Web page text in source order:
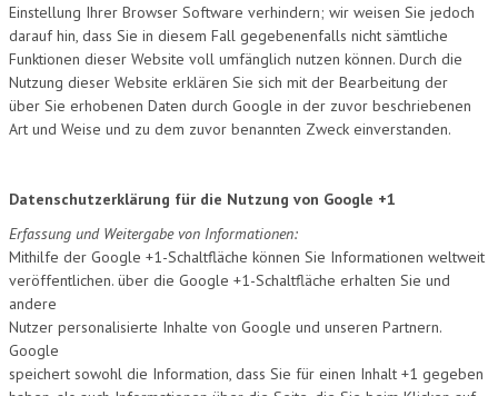
Einstellung Ihrer Browser Software verhindern; wir weisen Sie jedoch
darauf hin, dass Sie in diesem Fall gegebenenfalls nicht sämtliche
Funktionen dieser Website voll umfänglich nutzen können. Durch die
Nutzung dieser Website erklären Sie sich mit der Bearbeitung der
über Sie erhobenen Daten durch Google in der zuvor beschriebenen
Art und Weise und zu dem zuvor benannten Zweck einverstanden.
Datenschutzerklärung für die Nutzung von Google +1
Erfassung und Weitergabe von Informationen:
Mithilfe der Google +1-Schaltfläche können Sie Informationen weltweit
veröffentlichen. über die Google +1-Schaltfläche erhalten Sie und
andere
Nutzer personalisierte Inhalte von Google und unseren Partnern.
Google
speichert sowohl die Information, dass Sie für einen Inhalt +1 gegeben